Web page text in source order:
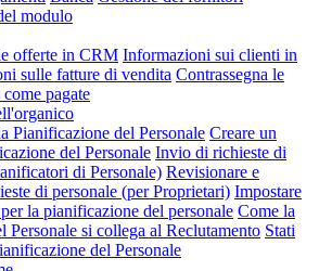
modulo
offerte in CRM Informazioni sui clienti in
sulle fatture di vendita Contrassegna le
pagate
Pianificazione del Personale Creare un
del Personale Invio di richieste di
di Personale) Revisionare e
di personale (per Proprietari) Impostare
la pianificazione del personale Come la
Personale si collega al Reclutamento Stati
del Personale